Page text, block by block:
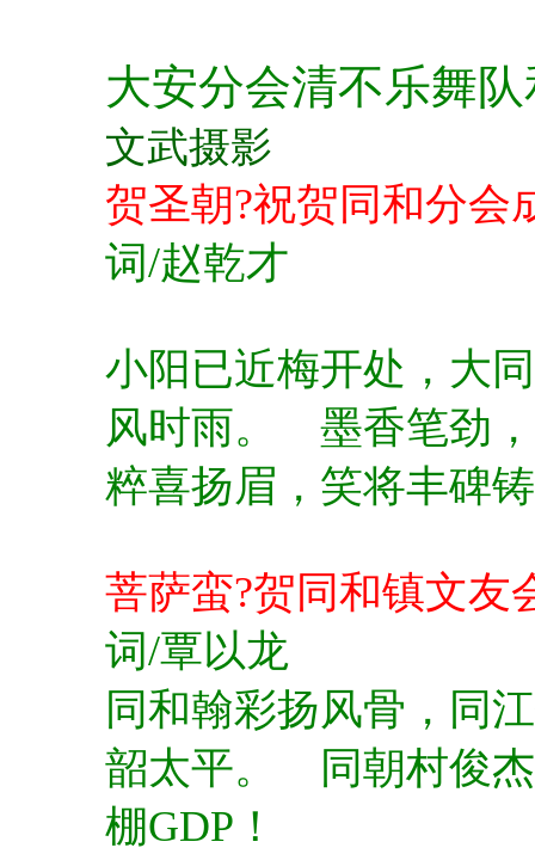
大安分会清不乐舞
文武摄影
贺圣朝?祝贺同和分会
词/赵乾才
小阳已近梅开处，大
风时雨。 墨香笔劲
粹喜扬眉，笑将丰碑
菩萨蛮?贺同和镇文友
词/覃以龙
同和翰彩扬风骨， 同
韶太平。
同朝村俊
棚GDP！